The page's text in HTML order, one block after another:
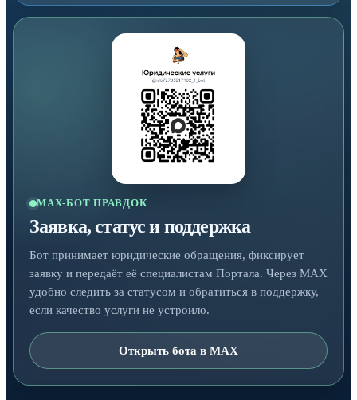
MAX-БОТ ПРАВДОК
Заявка, статус и поддержка
Бот принимает юридические обращения, фиксирует
заявку и передаёт её специалистам Портала. Через MAX
удобно следить за статусом и обратиться в поддержку,
если качество услуги не устроило.
Открыть бота в MAX